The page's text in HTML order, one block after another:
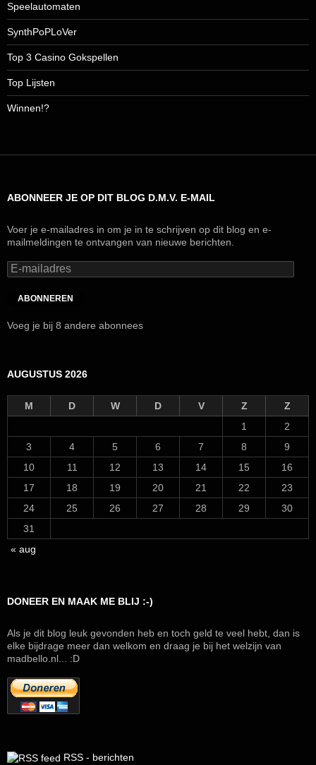
Speelautomaten
SynthPoPLoVer
Top 3 Casino Gokspellen
Top Lijsten
Winnen!?
ABONNEER JE OP DIT BLOG D.M.V. E-MAIL
Voer je e-mailadres in om je in te schrijven op dit blog en e-
mailmeldingen te ontvangen van nieuwe berichten.
E-
mailadres
ABONNEREN
Voeg je bij 8 andere abonnees
AUGUSTUS 2026
M D W D V Z
Z
1
2
3
4 5 6 7 8
9
10
11 12 13 14 15
16
17
18 19 20 21 22
23
24
25 26 27 28 29
30
31
« aug
DONEER EN MAAK ME BLIJ :-)
Als je dit blog leuk gevonden heb en toch geld te veel hebt, dan is
elke bijdrage meer dan welkom en draag je bij het welzijn van
madbello.nl... :D
RSS - berichten